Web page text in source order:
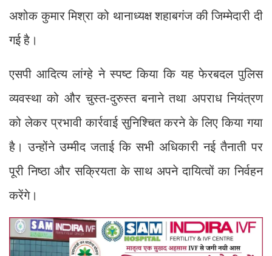
अशोक कुमार मिश्रा को थानाध्यक्ष शहाबगंज की जिम्मेदारी दी
गई है।
एसपी आदित्य लांग्हे ने स्पष्ट किया कि यह फेरबदल पुलिस
व्यवस्था को और चुस्त-दुरुस्त बनाने तथा अपराध नियंत्रण
को लेकर प्रभावी कार्रवाई सुनिश्चित करने के लिए किया गया
है। उन्होंने उम्मीद जताई कि सभी अधिकारी नई तैनाती पर
पूरी निष्ठा और सक्रियता के साथ अपने दायित्वों का निर्वहन
करेंगे।